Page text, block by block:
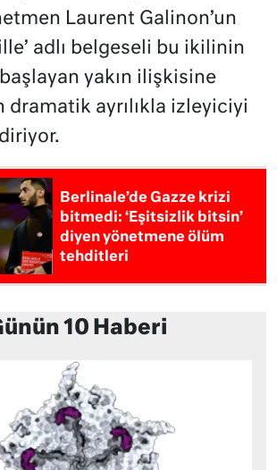
Laurent Galinon’un
adlı belgeseli bu ikilinin
yakın ilişkisine
dramatik ayrılıkla izleyiciyi
Berlinale’de Gazze krizi
bitmedi: ‘Eşitsizlik bitsin’
diyen yönetmene ölüm
tehditleri
10 Haberi